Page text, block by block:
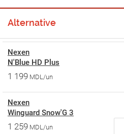
Alternative
Nexen
N'Blue HD Plus
1 199 MDL/un
Nexen
Winguard Snow'G 3
1 259 MDL/un